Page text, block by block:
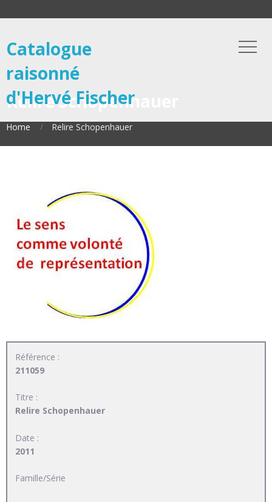
Catalogue
raisonné
d'Hervé Fischer
Relire Schopenhauer
Home Relire Schopenhauer
Référence :
211059
Titre :
Relire Schopenhauer
Date :
2011
Famille/Série